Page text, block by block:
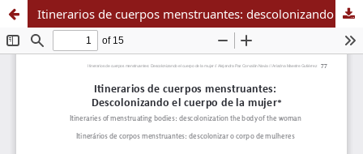
Itinerarios de cuerpos menstruantes: descolonizando el cuerpo de la mujer